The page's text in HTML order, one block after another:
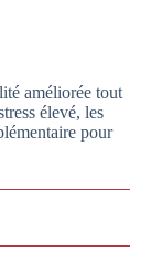
améliorée tout
élevé, les
pour